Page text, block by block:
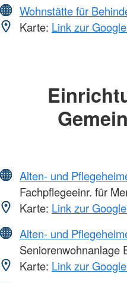
Wohnstätte für
Karte: Link zur
Alten- und
Fachpflegeeinr. für
Karte: Link zur
Alten- und
Seniorenwohnanlage
Karte: Link zur